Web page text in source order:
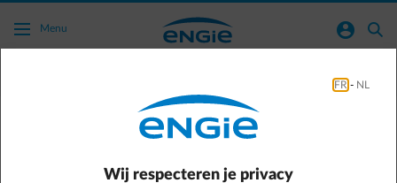
Ga naar de hoofdinhoud
Menu normal-account-circle search
Sustainability
Hoe kunt u de ecologische
FR - NL
Wij respecteren je privacy